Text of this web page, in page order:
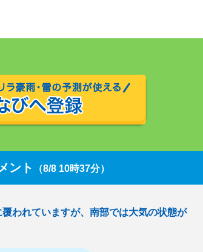
ント （8/8 10時37分）
われていますが、南部では大気の状態が